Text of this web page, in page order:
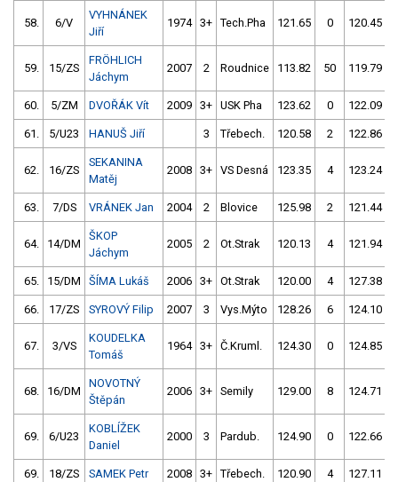
58. 6/V
VYHNÁNEK
Jiří
1974 3+ Tech.Pha 121.65 0 120.45
59. 15/ZS
FRÖHLICH
Jáchym
2007 2 Roudnice 113.82 50 119.79
60. 5/ZM DVOŘÁK Vít 2009 3+ USK Pha 123.62 0 122.09
61. 5/U23 HANUŠ Jiří 3 Třebech. 120.58 2 122.86
62. 16/ZS
SEKANINA
Matěj
2008 3+ VS Desná 123.35 4 123.24
63. 7/DS VRÁNEK Jan 2004 2 Blovice 125.98 2 121.44
64. 14/DM
ŠKOP
Jáchym
2005 2 Ot.Strak 120.13 4 121.94
65. 15/DM ŠÍMA Lukáš 2006 3+ Ot.Strak 120.00 4 127.38
66. 17/ZS SYROVÝ Filip 2007 3 Vys.Mýto 128.26 6 124.10
67. 3/VS
KOUDELKA
Tomáš
1964 3+ Č.Kruml. 124.30 0 124.85
68. 16/DM
NOVOTNÝ
Štěpán
2006 3+ Semily 129.00 8 124.71
69. 6/U23
KOBLÍŽEK
Daniel
2000 3 Pardub. 124.90 0 122.66
69. 18/ZS SAMEK Petr 2008 3+ Třebech. 120.90 4 127.11